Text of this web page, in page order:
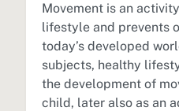
Movement is an
lifestyle and prevents
today’s developed
subjects, healthy
the development of
child, later also as an